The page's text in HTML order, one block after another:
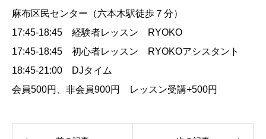
麻布区民センター（六本木駅徒歩７分）
17:45-18:45 経験者レッスン RYOKO
17:45-18:45 初心者レッスン RYOKOアシスタント
18:45-21:00 DJタイム
会員500円、非会員900円 レッスン受講+500円